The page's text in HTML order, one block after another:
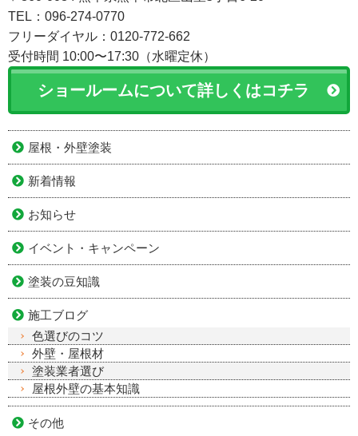
TEL：096-274-0770
フリーダイヤル：0120-772-662
受付時間 10:00〜17:30（水曜定休）
ショールームについて詳しくはコチラ
屋根・外壁塗装
新着情報
お知らせ
イベント・キャンペーン
塗装の豆知識
施工ブログ
色選びのコツ
外壁・屋根材
塗装業者選び
屋根外壁の基本知識
その他